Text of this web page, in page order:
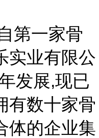
第一家骨
实业有限公
发展,现已
有数十家骨
体的企业集